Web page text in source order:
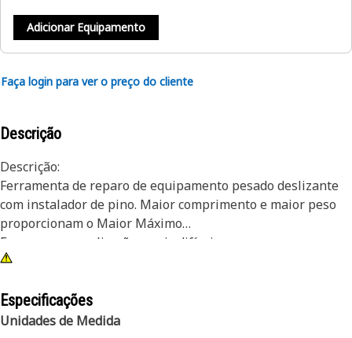
Adicionar Equipamento
Faça login para ver o preço do cliente
Descrição
Descrição:
Ferramenta de reparo de equipamento pesado deslizante
com instalador de pino. Maior comprimento e maior peso
proporcionam o Maior Máximo
Force para as aplicações mais difíceis.
Martelo deslizante de 21 lb (9,5 kg) 46 pol (1168 mm) com
instalador de pino de 2 pol (50,8 mm) e saco de
Especificações
Unidades de Medida